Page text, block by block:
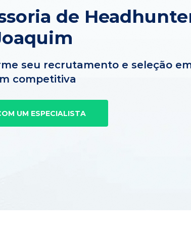
de
seu recrutamento e seleção
competitiva
UM ESPECIALISTA